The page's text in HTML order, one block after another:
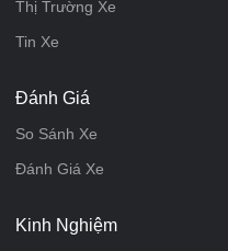
Thị Trường Xe
Tin Xe
Đánh Giá
So Sánh Xe
Đánh Giá Xe
Kinh Nghiệm